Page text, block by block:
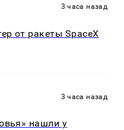
3 часа назад
от ракеты SpaceX
3 часа назад
нашли у